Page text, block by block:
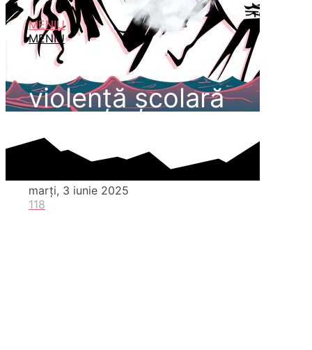
MENIU
MENIU
violență școlară
marți, 3 iunie 2025
118